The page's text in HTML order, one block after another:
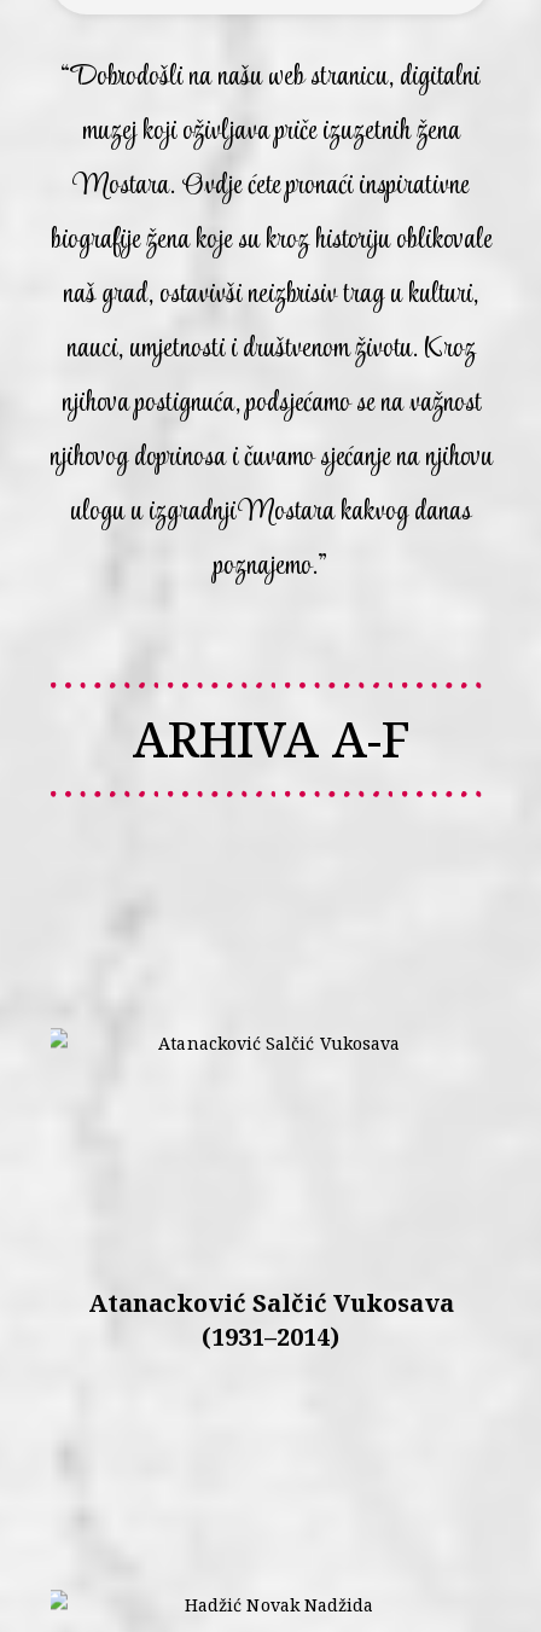
“Dobrodošli na našu web stranicu, digitalni
muzej koji oživljava priče izuzetnih žena
Mostara. Ovdje ćete pronaći inspirativne
biografije žena koje su kroz historiju oblikovale
naš grad, ostavivši neizbrisiv trag u kulturi,
nauci, umjetnosti i društvenom životu. Kroz
njihova postignuća, podsjećamo se na važnost
njihovog doprinosa i čuvamo sjećanje na njihovu
ulogu u izgradnji Mostara kakvog danas
poznajemo.”
ARHIVA A-F
Atanacković Salčić Vukosava
(1931–2014)